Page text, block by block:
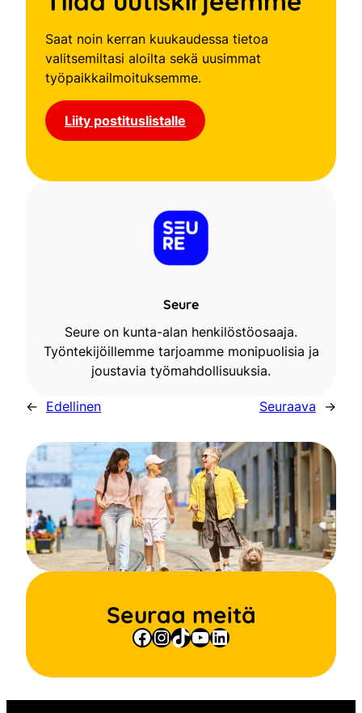
Saat noin kerran kuukaudessa tietoa
valitsemiltasi aloilta sekä uusimmat
työpaikkailmoituksemme.
Liity postituslistalle
Seure
Seure on kunta-alan henkilöstöosaaja.
Työntekijöillemme tarjoamme monipuolisia ja
joustavia työmahdollisuuksia.
← Edellinen Seuraava →
Seuraa meitä
Facebook
Instagram
TikTok
YouTube
LinkedIn